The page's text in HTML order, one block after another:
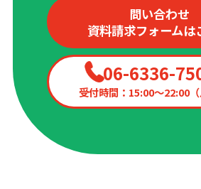
問い合わせ
資料請求フォームは
06-6336-
受付時間：15:00〜22:00（